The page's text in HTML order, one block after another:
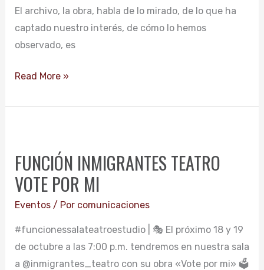
El archivo, la obra, habla de lo mirado, de lo que ha
captado nuestro interés, de cómo lo hemos
observado, es
Read More »
FUNCIÓN INMIGRANTES TEATRO
VOTE POR MI
Eventos/ Por comunicaciones
#funcionessalateatroestudio | 🎭 El próximo 18 y 19
de octubre a las 7:00 p.m. tendremos en nuestra sala
a @inmigrantes_teatro con su obra «Vote por mi» 🗳
TEATRO
VOTE